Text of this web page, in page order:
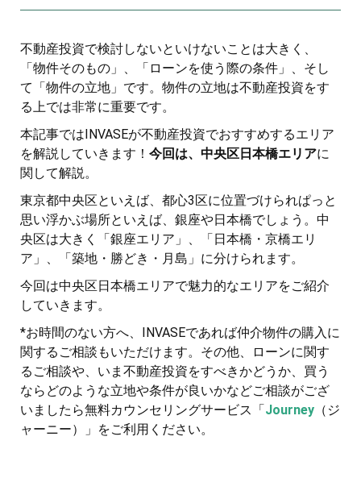
不動産投資で検討しないといけないことは大きく、
「物件そのもの」、「ローンを使う際の条件」、そし
て「物件の立地」です。物件の立地は不動産投資をす
る上では非常に重要です。
本記事ではINVASEが不動産投資でおすすめするエリア
を解説していきます！ 今回は、中央区日本橋エリアに
関して解説。
東京都中央区といえば、都心3区に位置づけられぱっと
思い浮かぶ場所といえば、銀座や日本橋でしょう。中
央区は大きく「銀座エリア」、「日本橋・京橋エリ
ア」、「築地・勝どき・月島」に分けられます。
今回は中央区日本橋エリアで魅力的なエリアをご紹介
していきます。
*お時間のない方へ、INVASEであれば仲介物件の購入に
関するご相談もいただけます。その他、ローンに関す
るご相談や、いま不動産投資をすべきかどうか、買う
ならどのような立地や条件が良いかなどご相談がござ
いましたら無料カウンセリングサービス「Journey （ジ
ャーニー）」をご利用ください。